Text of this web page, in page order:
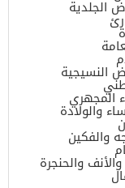
الجلدية
النسيجية
المجهري
والولادة
والفكين
والحنجرة